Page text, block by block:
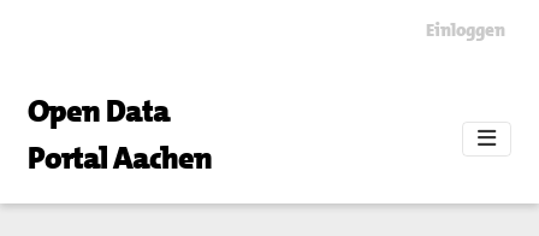
Einloggen
Open Data
Portal Aachen